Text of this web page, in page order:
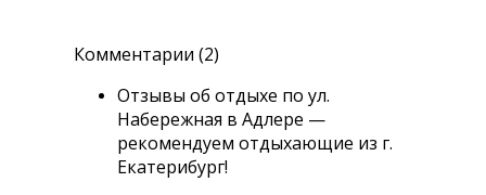
Комментарии (2)
Отзывы об отдыхе по ул.
Набережная в Адлере —
рекомендуем отдыхающие из г.
Екатерибург!